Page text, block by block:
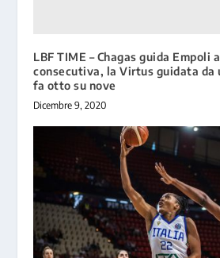
LBF TIME – Chagas guida
consecutiva, la Virtus guidata da
fa otto su nove
Dicembre 9, 2020